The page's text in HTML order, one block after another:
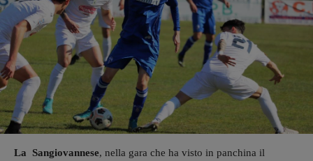
La Sangiovannese, nella gara che ha visto in panchina il